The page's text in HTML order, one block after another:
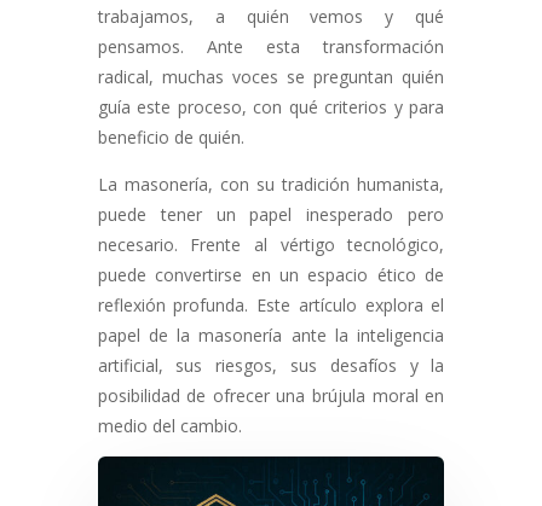
trabajamos, a quién vemos y qué
pensamos. Ante esta transformación
radical, muchas voces se preguntan quién
guía este proceso, con qué criterios y para
beneficio de quién.
La masonería, con su tradición humanista,
puede tener un papel inesperado pero
necesario. Frente al vértigo tecnológico,
puede convertirse en un espacio ético de
reflexión profunda. Este artículo explora el
papel de la masonería ante la inteligencia
artificial, sus riesgos, sus desafíos y la
posibilidad de ofrecer una brújula moral en
medio del cambio.